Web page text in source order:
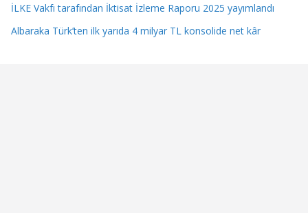
İLKE Vakfı tarafından İktisat İzleme Raporu 2025 yayımlandı
Albaraka Türk’ten ilk yarıda 4 milyar TL konsolide net kâr